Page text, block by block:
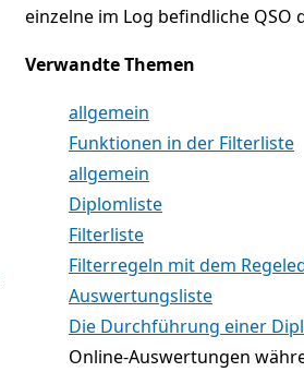
einzelne im Log befindliche
Verwandte Themen
allgemein
Funktionen in der Filterliste
allgemein
Diplomliste
Filterliste
Filterregeln mit dem
Auswertungsliste
Die Durchführung einer
Online-Auswertungen